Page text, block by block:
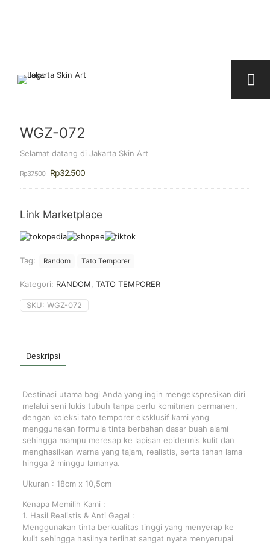
Deskripsi
Destinasi utama bagi Anda yang ingin mengekspresikan diri
melalui seni lukis tubuh tanpa perlu komitmen permanen,
dengan koleksi tato temporer eksklusif kami yang
menggunakan formula tinta berbahan dasar buah alami
sehingga mampu meresap ke lapisan epidermis kulit dan
menghasilkan warna yang tajam, realistis, serta tahan lama
hingga 2 minggu lamanya.
Ukuran : 18cm x 10,5cm
Kenapa Memilih Kami :
1. Hasil Realistis & Anti Gagal :
Menggunakan tinta berkualitas tinggi yang menyerap ke
kulit sehingga hasilnya terlihat sangat nyata menyerupai
WGZ-072
Selamat datang di Jakarta Skin Art
Rp37.500
Harga
adalah:
Rp32.500Harga
ini
Rp32.500.
Link Marketplace
Tag: Random Tato Temporer
Kategori: RANDOM TATO TEMPORER
SKU: WGZ-072